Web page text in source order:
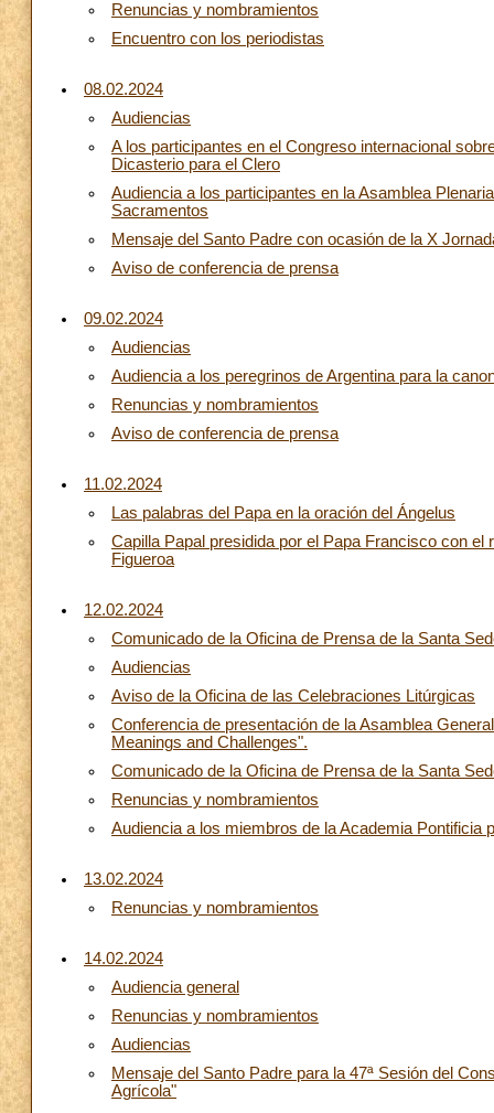
Renuncias y nombramientos
Encuentro con los periodistas
08.02.2024
Audiencias
A los participantes en el Congreso internacional
Dicasterio para el Clero
Audiencia a los participantes en la Asamblea
Sacramentos
Mensaje del Santo Padre con ocasión de la X
Aviso de conferencia de prensa
09.02.2024
Audiencias
Audiencia a los peregrinos de Argentina para la
Renuncias y nombramientos
Aviso de conferencia de prensa
11.02.2024
Las palabras del Papa en la oración del Ángelus
Capilla Papal presidida por el Papa Francisco con
Figueroa
12.02.2024
Comunicado de la Oficina de Prensa de la Santa
Audiencias
Aviso de la Oficina de las Celebraciones Litúrgicas
Conferencia de presentación de la Asamblea
Meanings and Challenges".
Comunicado de la Oficina de Prensa de la Santa
Renuncias y nombramientos
Audiencia a los miembros de la Academia Pontificia
13.02.2024
Renuncias y nombramientos
14.02.2024
Audiencia general
Renuncias y nombramientos
Audiencias
Mensaje del Santo Padre para la 47ª Sesión del
Agrícola"